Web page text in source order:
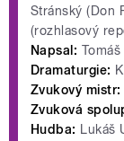
Stránský (Don
(rozhlasový
Napsal:
Dramaturgie:
Zvukový mistr:
Zvuková
Hudba: Lukáš